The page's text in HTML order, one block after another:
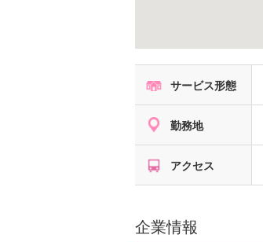
サービス形態
勤務地
アクセス
企業情報